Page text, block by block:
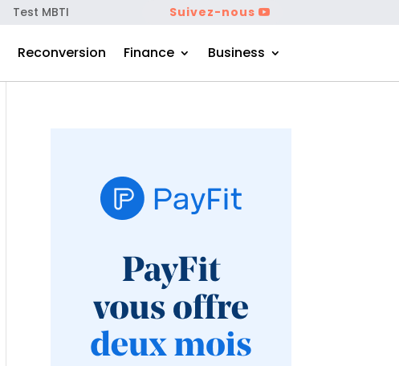
Test MBTI Suivez-nous
Reconversion Finance Business